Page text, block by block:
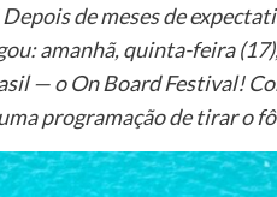
de meses de
amanhã, quinta-feira
— o On Board Festival!
programação de tirar o